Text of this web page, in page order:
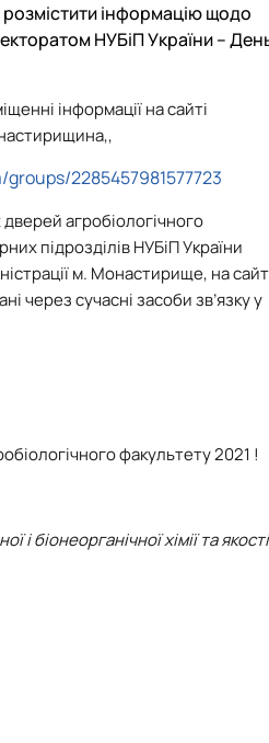
ім. проф. В.Л. Симиренка
зберігання, переробки та
рослинницт…
факультету
агробіологічного
організації
факультету
вчених НДІ рослинництва та
агробіологічного факульт…
інформацію щодо
НУБіП України –
інформації на сайті
2285457981577723
агробіологічного
підрозділів НУБіП України
м. Монастирище, на
через сучасні засоби зв’язку у
факультету 2021 !
і біонеорганічної хімії та якості